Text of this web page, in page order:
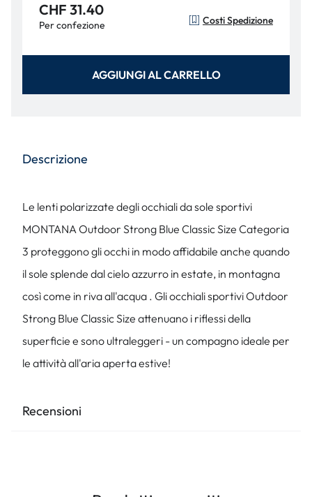
CHF 31.40
Per confezione Costi Spedizione
AGGIUNGI AL CARRELLO
Descrizione
Le lenti polarizzate degli occhiali da sole sportivi
MONTANA Outdoor Strong Blue Classic Size Categoria
3 proteggono gli occhi in modo affidabile anche quando
il sole splende dal cielo azzurro in estate, in montagna
così come in riva all'acqua . Gli occhiali sportivi Outdoor
Strong Blue Classic Size attenuano i riflessi della
superficie e sono ultraleggeri - un compagno ideale per
le attività all'aria aperta estive!
Recensioni